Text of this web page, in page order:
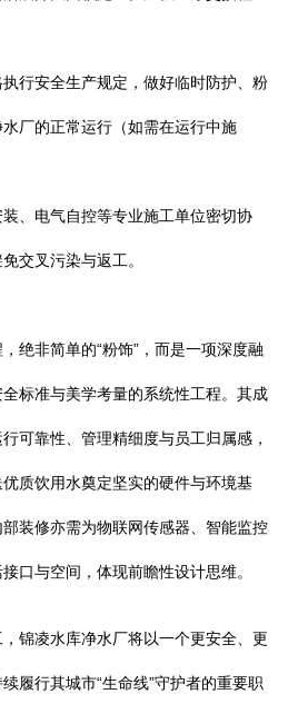
执行安全生产规定，做好临时防护、粉
厂的正常运行（如需在运行中施
装、电气自控等专业施工单位密切协
交叉污染与返工。
绝非简单的“粉饰”，而是一项深度融
标准与美学考量的系统性工程。其成
可靠性、管理精细度与员工归属感，
质饮用水奠定坚实的硬件与环境基
装修亦需为物联网传感器、智能监控
口与空间，体现前瞻性设计思维。
锦凌水库净水厂将以一个更安全、更
履行其城市“生命线”守护者的重要职